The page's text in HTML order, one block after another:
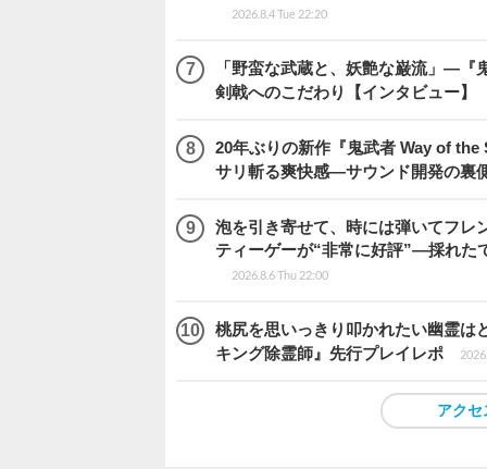
2026.8.4 Tue 22:20
「野蛮な武蔵と、妖艶な巌流」―
剣戟へのこだわり【インタビュー】
20年ぶりの新作『鬼武者 Way of
サリ斬る爽快感―サウンド開発の裏
泡を引き寄せて、時には弾いてフレ
ティーゲーが“非常に好評”―採れた
2026.8.6 Thu 22:00
桃尻を思いっきり叩かれたい幽霊は
キング除霊師』先行プレイレポ
アク